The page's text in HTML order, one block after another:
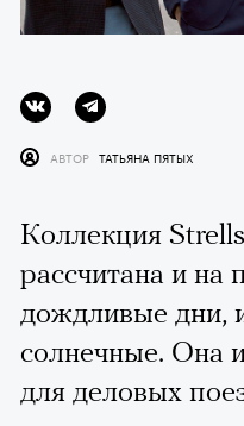
АВТОР ТАТЬЯНА ПЯТЫХ
Коллекция
рассчитана и на
дождливые дни,
солнечные. Она
для деловых